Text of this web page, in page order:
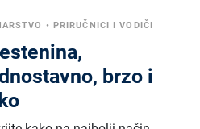
• PRIRUČNICI I VODIČI
brzo i